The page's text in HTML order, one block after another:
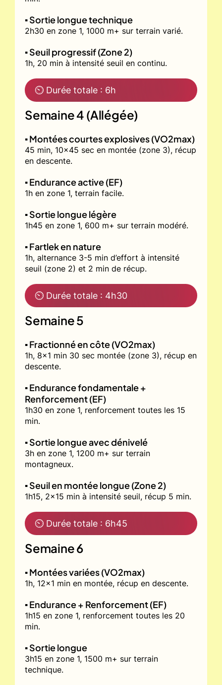
▪️ Sortie longue technique
2h30 en zone 1, 1000 m+ sur terrain varié.
▪️ Seuil progressif (Zone 2)
1h, 20 min à intensité seuil en continu.
⏲ Durée totale : 6h
Semaine 4 (Allégée)
▪️ Montées courtes explosives (VO2max)
45 min, 10x45 sec en montée (zone 3), récup
en descente.
▪️ Endurance active (EF)
1h en zone 1, terrain facile.
▪️ Sortie longue légère
1h45 en zone 1, 600 m+ sur terrain modéré.
▪️ Fartlek en nature
1h, alternance 3-5 min d’effort à intensité
seuil (zone 2) et 2 min de récup.
⏲ Durée totale : 4h30
Semaine 5
▪️ Fractionné en côte (VO2max)
1h, 8x1 min 30 sec montée (zone 3), récup en
descente.
▪️ Endurance fondamentale +
Renforcement (EF)
1h30 en zone 1, renforcement toutes les 15
min.
▪️ Sortie longue avec dénivelé
3h en zone 1, 1200 m+ sur terrain
montagneux.
▪️ Seuil en montée longue (Zone 2)
1h15, 2x15 min à intensité seuil, récup 5 min.
⏲ Durée totale : 6h45
Semaine 6
▪️ Montées variées (VO2max)
1h, 12x1 min en montée, récup en descente.
▪️ Endurance + Renforcement (EF)
1h15 en zone 1, renforcement toutes les 20
min.
▪️ Sortie longue
3h15 en zone 1, 1500 m+ sur terrain
technique.